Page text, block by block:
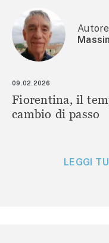
Autore
09.02.2026
Fiorentina, il
cambio di passo
LEGGI